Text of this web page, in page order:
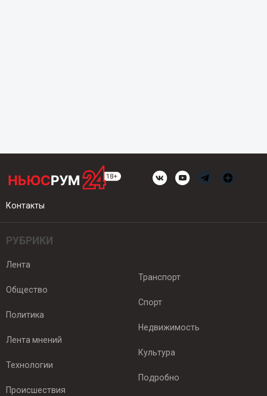
Контакты
РУБРИКИ
Лента
Общество
Политика
Лента мнений
Технологии
Происшествия
Транспорт
Спорт
Недвижимость
Культура
Подробно